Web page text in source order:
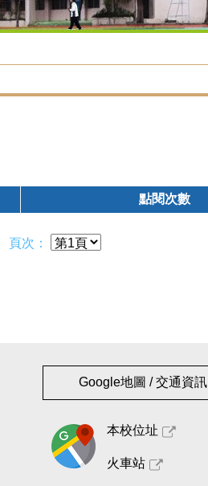
點閱次數
頁次：
Google地圖 / 交通資訊
本校位址
火車站